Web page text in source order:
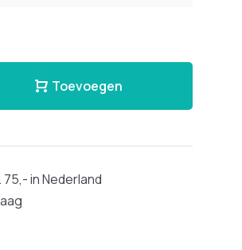
Toevoegen
75,- in Nederland